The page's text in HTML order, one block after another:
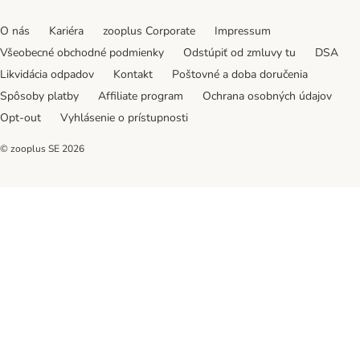
O nás Kariéra zooplus Corporate
Impressum
Všeobecné obchodné podmienky
Odstúpiť od zmluvy tu
DSA
Likvidácia odpadov
Kontakt
Poštovné a doba doručenia
Spôsoby platby
Affiliate program
Ochrana osobných údajov
Opt-out
Vyhlásenie o prístupnosti
© zooplus SE 2026